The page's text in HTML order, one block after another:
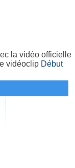
la vidéo officielle
vidéoclip Début